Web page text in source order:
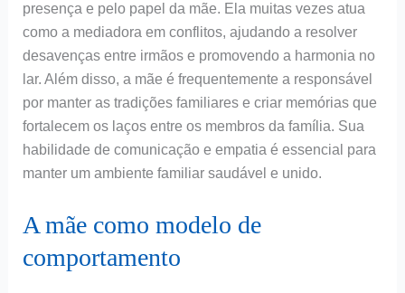
presença e pelo papel da mãe. Ela muitas vezes atua
como a mediadora em conflitos, ajudando a resolver
desavenças entre irmãos e promovendo a harmonia no
lar. Além disso, a mãe é frequentemente a responsável
por manter as tradições familiares e criar memórias que
fortalecem os laços entre os membros da família. Sua
habilidade de comunicação e empatia é essencial para
manter um ambiente familiar saudável e unido.
A mãe como modelo de
comportamento